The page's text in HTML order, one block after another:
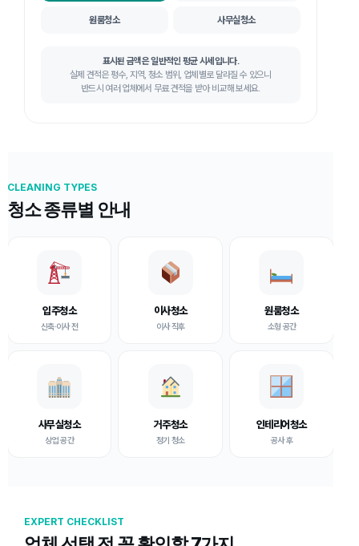
원룸청소 사무실청소
표시된 금액은 일반적인 평균 시세입니다.
실제 견적은 평수, 지역, 청소 범위, 업체별로 달라질 수 있으니
반드시 여러 업체에서 무료 견적을 받아 비교해 보세요.
CLEANING TYPES
청소 종류별 안내
입주청소
신축·이사 전
이사청소
이사 직후
원룸청소
소형 공간
사무실청소
상업 공간
거주청소
정기 청소
인테리어청소
공사 후
EXPERT CHECKLIST